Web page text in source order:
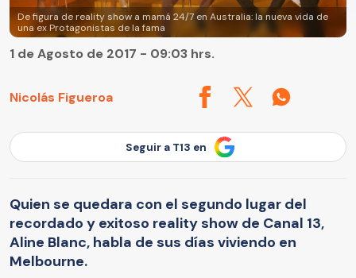
De figura de reality show a mamá 24/7 en Australia: la nueva vida de
una ex Protagonistas de la fama
Nicolás Figueroa
1 de Agosto de 2017 - 09:03 hrs.
Seguir a T13 en
Quien se quedara con el segundo lugar del
recordado y exitoso reality show de Canal 13,
Aline Blanc, habla de sus días viviendo en
Melbourne.